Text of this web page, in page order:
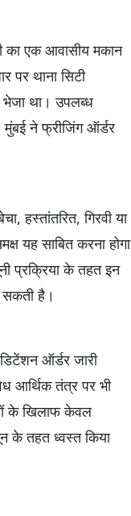
का एक आवासीय मकान
पर थाना सिटी
भेजा था। उपलब्ध
मुंबई ने फ्रीजिंग ऑर्डर
हस्तांतरित, गिरवी या
यह साबित करना होगा
प्रक्रिया के तहत इन
सकती है।
ऑर्डर जारी
आर्थिक तंत्र पर भी
के खिलाफ केवल
के तहत ध्वस्त किया